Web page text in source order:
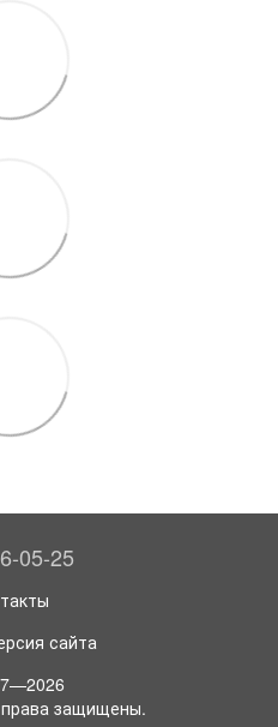
05-25
сайта
защищены.